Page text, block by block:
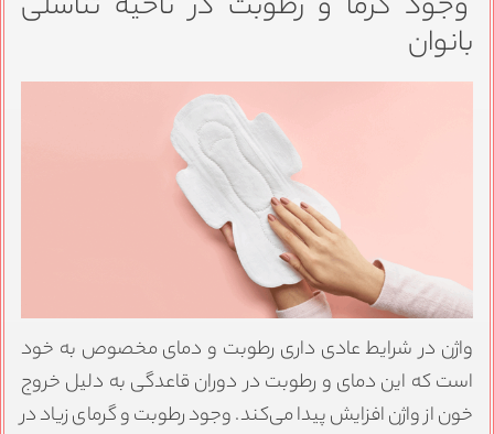
بانوان
واژن در شرایط عادی داری رطوبت و دمای مخصوص به خود
است که این دمای و رطوبت در دوران قاعدگی به دلیل خروج
خون از واژن افزایش پیدا می‌کند. وجود رطوبت و گرمای زیاد در